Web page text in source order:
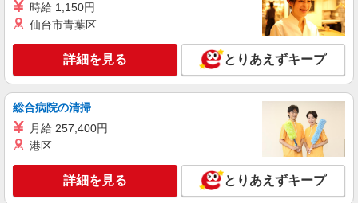
キープ 詳細を見る
派遣社員
株式会社kotrio /●SI-H-2024239
≪鶴ケ島駅≫年齢不問！０からスタートでも活
躍できる看護助手♪
時給1600円〜2250円 ＜日払い有/週払い有/交
キープ 詳細を見る
時給 1,150円
仙台市青葉区
詳細を見る とりあえずキープ
総合病院の清掃
月給 257,400円
港区
詳細を見る とりあえずキープ